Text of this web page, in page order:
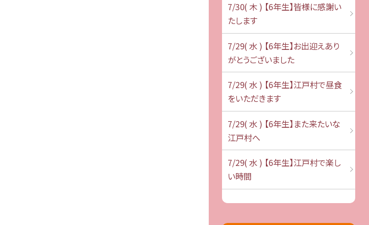
7/30( 木 ) 【6年生】皆様に感謝い
たします
7/29( 水 ) 【6年生】お出迎えあり
がとうございました
7/29( 水 ) 【6年生】江戸村で昼食
をいただきます
7/29( 水 ) 【6年生】また来たいな
江戸村へ
7/29( 水 ) 【6年生】江戸村で楽し
い時間